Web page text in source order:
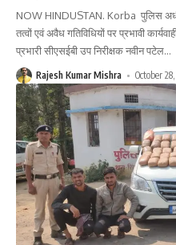
NOW HINDUSTAN. Korba पुलिस
तत्वों एवं अवैध गतिविधियों पर प्रभावी
प्रभारी सीएसईबी उप निरीक्षक नवीन पटेल…
Rajesh Kumar Mishra October